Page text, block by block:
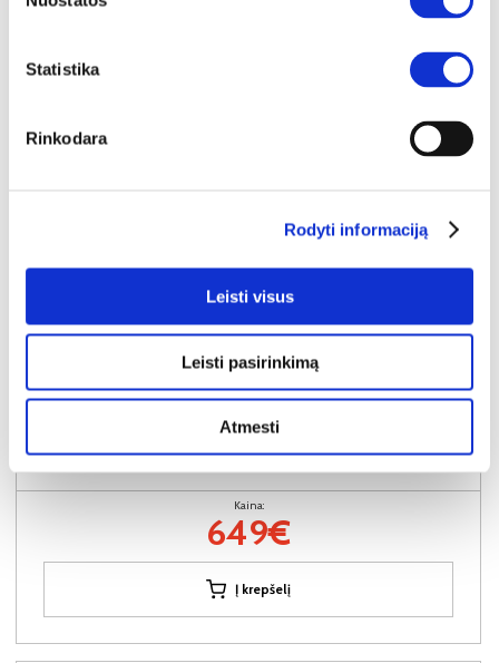
Statistika
Rinkodara
Rodyti informaciją
Leisti visus
Leisti pasirinkimą
Atmesti
YRA SANDĖLYJE
Kaina:
649€
Į krepšelį